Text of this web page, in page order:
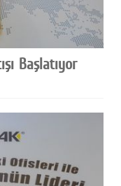
Başlatıyor